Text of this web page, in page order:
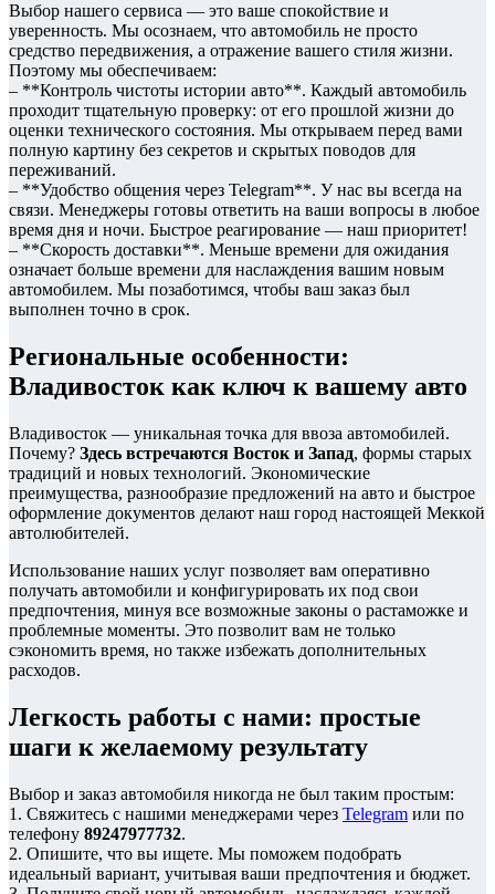
Выбор нашего сервиса — это ваше спокойствие и
уверенность. Мы осознаем, что автомобиль не просто
средство передвижения, а отражение вашего стиля жизни.
Поэтому мы обеспечиваем:
– **Контроль чистоты истории авто**. Каждый автомобиль
проходит тщательную проверку: от его прошлой жизни до
оценки технического состояния. Мы открываем перед вами
полную картину без секретов и скрытых поводов для
переживаний.
– **Удобство общения через Telegram**. У нас вы всегда на
связи. Менеджеры готовы ответить на ваши вопросы в любое
время дня и ночи. Быстрое реагирование — наш приоритет!
– **Скорость доставки**. Меньше времени для ожидания
означает больше времени для наслаждения вашим новым
автомобилем. Мы позаботимся, чтобы ваш заказ был
выполнен точно в срок.
Региональные особенности:
Владивосток как ключ к вашему авто
Владивосток — уникальная точка для ввоза автомобилей.
Почему? Здесь встречаются Восток и Запад, формы старых
традиций и новых технологий. Экономические
преимущества, разнообразие предложений на авто и быстрое
оформление документов делают наш город настоящей Меккой
автолюбителей.
Использование наших услуг позволяет вам оперативно
получать автомобили и конфигурировать их под свои
предпочтения, минуя все возможные законы о растаможке и
проблемные моменты. Это позволит вам не только
сэкономить время, но также избежать дополнительных
расходов.
Легкость работы с нами: простые
шаги к желаемому результату
Выбор и заказ автомобиля никогда не был таким простым:
1. Свяжитесь с нашими менеджерами через Telegram или по
телефону 89247977732.
2. Опишите, что вы ищете. Мы поможем подобрать
идеальный вариант, учитывая ваши предпочтения и бюджет.